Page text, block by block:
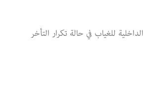
للغياب في حالة تكرار التأخر